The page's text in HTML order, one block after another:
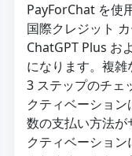
PayForChat を使
国際クレジット
ChatGPT Plus お
になります。複
3 ステップのチェ
クティベーショ
数の支払い方法
クティベーショ